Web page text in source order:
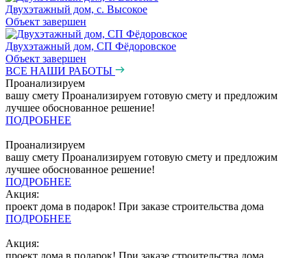
Двухэтажный дом, с. Высокое
Объект завершен
Двухэтажный дом, СП Фёдоровское
Объект завершен
ВСЕ НАШИ РАБОТЫ
Проанализируем
вашу смету Проанализируем готовую смету и предложим
лучшее обоснованное решение!
ПОДРОБНЕЕ
Проанализируем
вашу смету Проанализируем готовую смету и предложим
лучшее обоснованное решение!
ПОДРОБНЕЕ
Акция:
проект дома в подарок! При заказе строительства дома
ПОДРОБНЕЕ
Акция: